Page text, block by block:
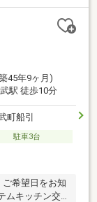
45年9ヶ月)
駅 徒歩10分
町船引
駐車3台
希望日をお知
ムキッチン交